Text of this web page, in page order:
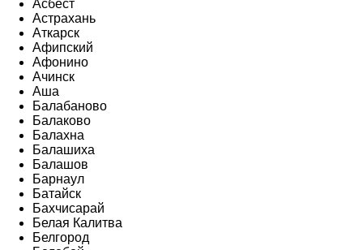
Асбест
Астрахань
Аткарск
Афипский
Афонино
Ачинск
Аша
Балабаново
Балаково
Балахна
Балашиха
Балашов
Барнаул
Батайск
Бахчисарай
Белая Калитва
Белгород